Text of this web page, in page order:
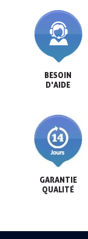
BESOIN
D'AIDE
GARANTIE
QUALITÉ